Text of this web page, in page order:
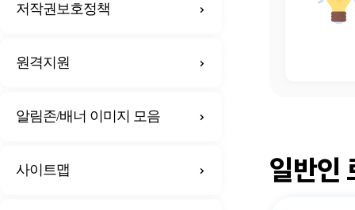
저작권보호정책
원격지원
알림존/배너 이미지 모음
사이트맵 일반인